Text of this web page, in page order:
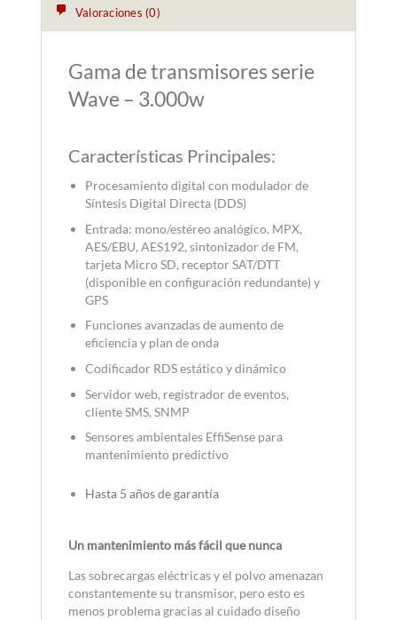
Valoraciones (0)
Gama de transmisores serie
Wave – 3.000w
Características Principales:
Procesamiento digital con modulador de
Síntesis Digital Directa (DDS)
Entrada: mono/estéreo analógico, MPX,
AES/EBU, AES192, sintonizador de FM,
tarjeta Micro SD, receptor SAT/DTT
(disponible en configuración redundante) y
GPS
Funciones avanzadas de aumento de
eficiencia y plan de onda
Codificador RDS estático y dinámico
Servidor web, registrador de eventos,
cliente SMS, SNMP
Sensores ambientales EffiSense para
mantenimiento predictivo
Hasta 5 años de garantía
Un mantenimiento más fácil que nunca
Las sobrecargas eléctricas y el polvo amenazan
constantemente su transmisor, pero esto es
menos problema gracias al cuidado diseño